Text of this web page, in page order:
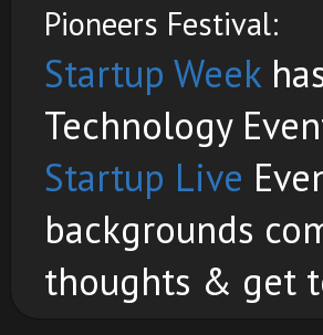
Pioneers Festival:
Startup Week
Technology
Startup Live
backgrounds
thoughts & get